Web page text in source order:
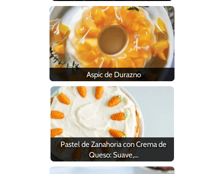
Aspic de Durazno
Pastel de Zanahoria con Crema de
Queso: Suave,…